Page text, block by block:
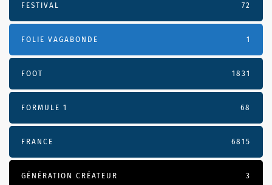
FESTIVAL 72
FOLIE VAGABONDE 1
FOOT 1831
FORMULE 1 68
FRANCE 6815
GÉNÉRATION CRÉATEUR 3